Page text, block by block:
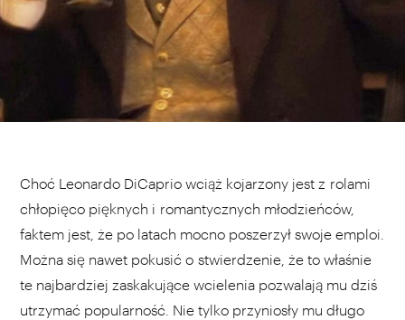
Choć Leonardo DiCaprio wciąż kojarzony jest z rolami
chłopięco pięknych i romantycznych młodzieńców,
faktem jest, że po latach mocno poszerzył swoje emploi.
Można się nawet pokusić o stwierdzenie, że to właśnie
te najbardziej zaskakujące wcielenia pozwalają mu dziś
utrzymać popularność. Nie tylko przyniosły mu długo